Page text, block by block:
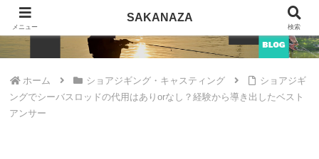
SAKANAZA
ホーム ショアジギング・キャスティング
ショアジギ
ングでシーバスロッドの代用はありorなし？経験から導き出したベスト
アンサー
メニュー
SAKANAZA
検索